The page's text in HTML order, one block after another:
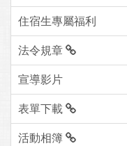
住宿生專屬福利
法令規章
宣導影片
表單下載
活動相簿